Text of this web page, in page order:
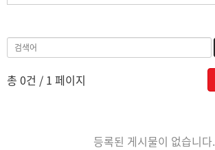
총 0건 / 1 페이지
등록된 게시물이 없습니다.